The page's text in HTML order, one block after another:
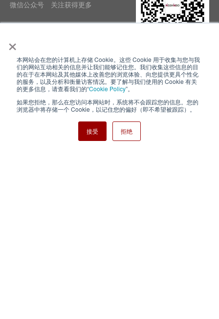
×
本网站会在您的计算机上存储 Cookie。这些 Cookie 用于收集与您与我
们的网站互动相关的信息并让我们能够记住您。我们收集这些信息的目
的在于在本网站及其他媒体上改善您的浏览体验、向您提供更具个性化
的服务，以及分析和衡量访客情况。要了解与我们使用的 Cookie 有关
的更多信息，请查看我们的“Cookie Policy”。
如果您拒绝，那么在您访问本网站时，系统将不会跟踪您的信息。您的
浏览器中将存储一个 Cookie，以记住您的偏好（即不希望被跟踪）。
接受 拒绝
微信公众号 关注获得更多
隐私政策 使用条款
Cookie Policy 网站地图
Nisshinbo Holdings Inc.
Copyright ⓒ Nisshinbo Micro Devices Inc. All Rights Reserved.